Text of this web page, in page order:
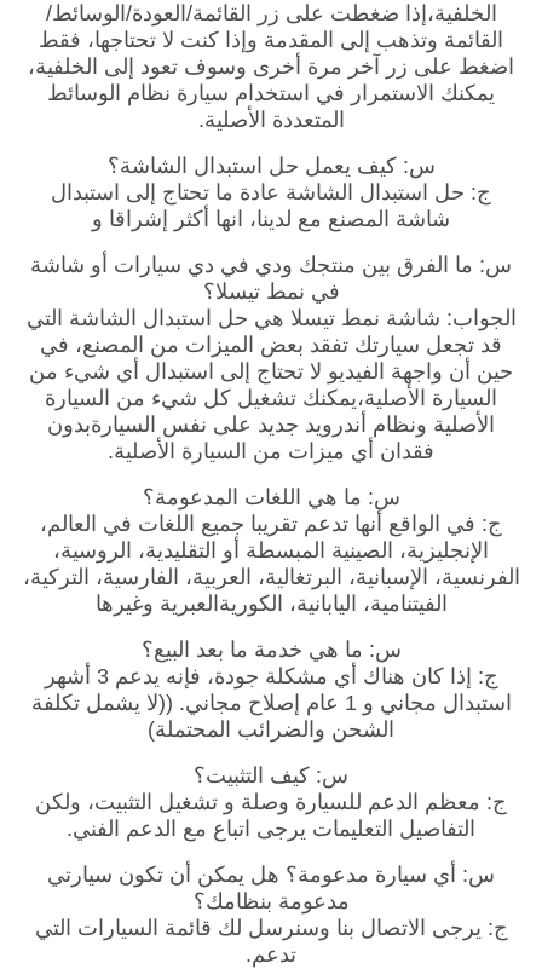
الخلفية،إذا ضغطت على زر القائمة/العودة/الوسائط/
القائمة وتذهب إلى المقدمة وإذا كنت لا تحتاجها، فقط
اضغط على زر آخر مرة أخرى وسوف تعود إلى الخلفية،
يمكنك الاستمرار في استخدام سيارة نظام الوسائط
المتعددة الأصلية.
س: كيف يعمل حل استبدال الشاشة؟
ج: حل استبدال الشاشة عادة ما تحتاج إلى استبدال
شاشة المصنع مع لدينا، انها أكثر إشراقا و
س: ما الفرق بين منتجك ودي في دي سيارات أو شاشة
في نمط تيسلا؟
الجواب: شاشة نمط تيسلا هي حل استبدال الشاشة التي
قد تجعل سيارتك تفقد بعض الميزات من المصنع، في
حين أن واجهة الفيديو لا تحتاج إلى استبدال أي شيء من
السيارة الأصلية،يمكنك تشغيل كل شيء من السيارة
الأصلية ونظام أندرويد جديد على نفس السيارةبدون
فقدان أي ميزات من السيارة الأصلية.
س: ما هي اللغات المدعومة؟
ج: في الواقع أنها تدعم تقريبا جميع اللغات في العالم،
الإنجليزية، الصينية المبسطة أو التقليدية، الروسية،
الفرنسية، الإسبانية، البرتغالية، العربية، الفارسية، التركية،
الفيتنامية، اليابانية، الكوريةالعبرية وغيرها
س: ما هي خدمة ما بعد البيع؟
ج: إذا كان هناك أي مشكلة جودة، فإنه يدعم 3 أشهر
استبدال مجاني و 1 عام إصلاح مجاني. ((لا يشمل تكلفة
الشحن والضرائب المحتملة)
س: كيف التثبيت؟
ج: معظم الدعم للسيارة وصلة و تشغيل التثبيت، ولكن
التفاصيل التعليمات يرجى اتباع مع الدعم الفني.
س: أي سيارة مدعومة؟ هل يمكن أن تكون سيارتي
مدعومة بنظامك؟
ج: يرجى الاتصال بنا وسنرسل لك قائمة السيارات التي
تدعم.